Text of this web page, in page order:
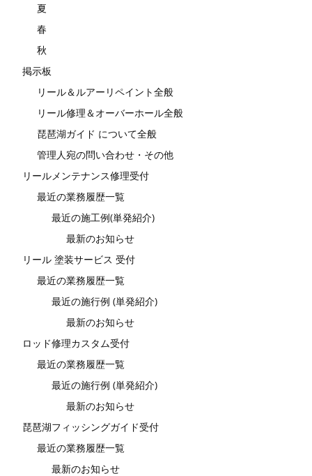
夏
春
秋
掲示板
リール＆ルアーリペイント全般
リール修理＆オーバーホール全般
琵琶湖ガイド について全般
管理人宛の問い合わせ・その他
リールメンテナンス修理受付
最近の業務履歴一覧
最近の施工例(単発紹介)
最新のお知らせ
リール 塗装サービス 受付
最近の業務履歴一覧
最近の施行例 (単発紹介)
最新のお知らせ
ロッド修理カスタム受付
最近の業務履歴一覧
最近の施行例 (単発紹介)
最新のお知らせ
琵琶湖フィッシングガイド受付
最近の業務履歴一覧
最新のお知らせ